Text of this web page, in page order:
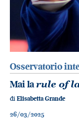
Osservatorio
Mai larule of
di Elisabetta Grande
26/03/2025